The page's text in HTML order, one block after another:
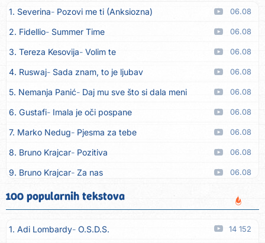
1. Severina Pozovi me ti (Anksiozna) 06.08
2. Fidellio Summer Time 06.08
3. Tereza Kesovija Volim te 06.08
4. Ruswaj Sada znam, to je ljubav 06.08
5. Nemanja Panić Daj mu sve što si dala meni 06.08
6. Gustafi Imala je oči pospane 06.08
7. Marko Nedug Pjesma za tebe 06.08
8. Bruno Krajcar Pozitiva 06.08
9. Bruno Krajcar Za nas 06.08
10. Tereza Kesovija Da li ću moći
11. Lidija Bačić Neka se vino toči (Nazdravlje) 06.08
12. Karin Kuljanić Nisi zavridel 06.08
100 popularnih tekstova
1. Adi Lombardy O.S.D.S. 14 152